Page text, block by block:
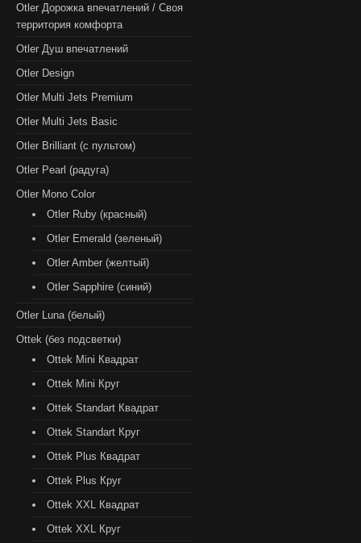
Otler Дорожка впечатлений / Своя
территория комфорта
Otler Душ впечатлений
Otler Design
Otler Multi Jets Premium
Otler Multi Jets Basic
Otler Brilliant (с пультом)
Otler Pearl (радуга)
Otler Mono Color
Otler Ruby (красный)
Otler Emerald (зеленый)
Otler Amber (желтый)
Otler Sapphire (синий)
Otler Luna (белый)
Ottek (без подсветки)
Ottek Mini Квадрат
Ottek Mini Круг
Ottek Standart Квадрат
Ottek Standart Круг
Ottek Plus Квадрат
Ottek Plus Круг
Ottek XXL Квадрат
Ottek XXL Круг